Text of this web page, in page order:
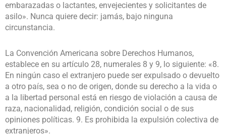
embarazadas o lactantes, envejecientes y solicitantes de
asilo». Nunca quiere decir: jamás, bajo ninguna
circunstancia.
La Convención Americana sobre Derechos Humanos,
establece en su artículo 28, numerales 8 y 9, lo siguiente: «8.
En ningún caso el extranjero puede ser expulsado o devuelto
a otro país, sea o no de origen, donde su derecho a la vida o
a la libertad personal está en riesgo de violación a causa de
raza, nacionalidad, religión, condición social o de sus
opiniones políticas. 9. Es prohibida la expulsión colectiva de
extranjeros».